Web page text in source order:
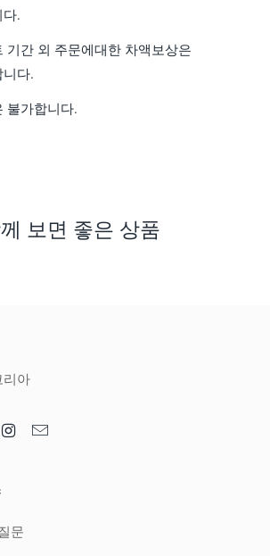
다.
기간 외 주문에대한 차액보상은
니다.
불가합니다.
보면 좋은 상품
리아
문